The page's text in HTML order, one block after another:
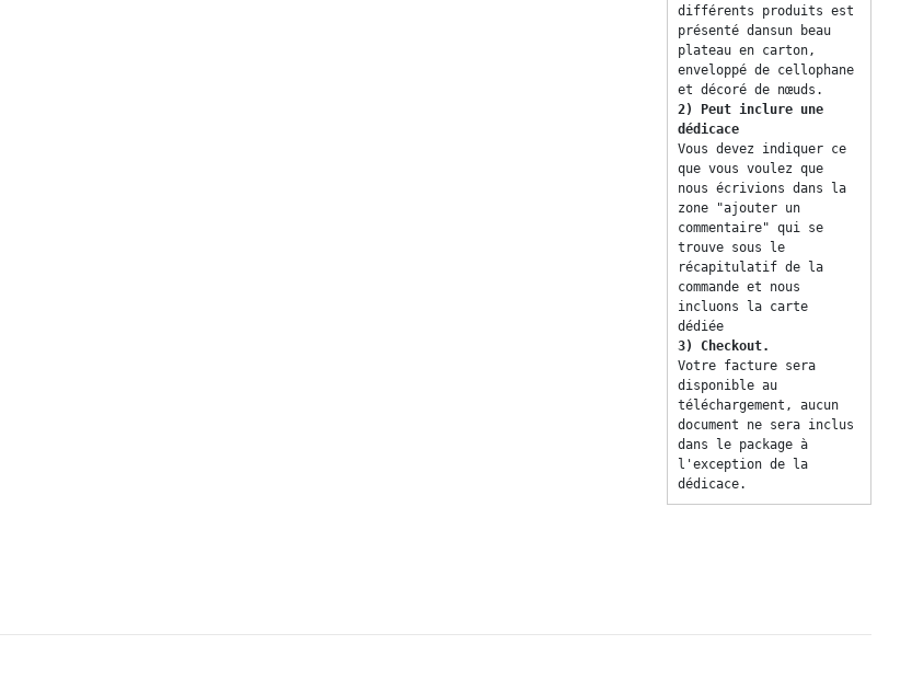
différents produits est
présenté dansun beau
plateau en carton,
enveloppé de cellophane
et décoré de nœuds.
2) Peut inclure une
dédicace
Vous devez indiquer ce
que vous voulez que
nous écrivions dans la
zone "ajouter un
commentaire" qui se
trouve sous le
récapitulatif de la
commande et nous
incluons la carte
dédiée
3) Checkout.
Votre facture sera
disponible au
téléchargement, aucun
document ne sera inclus
dans le package à
l'exception de la
dédicace.